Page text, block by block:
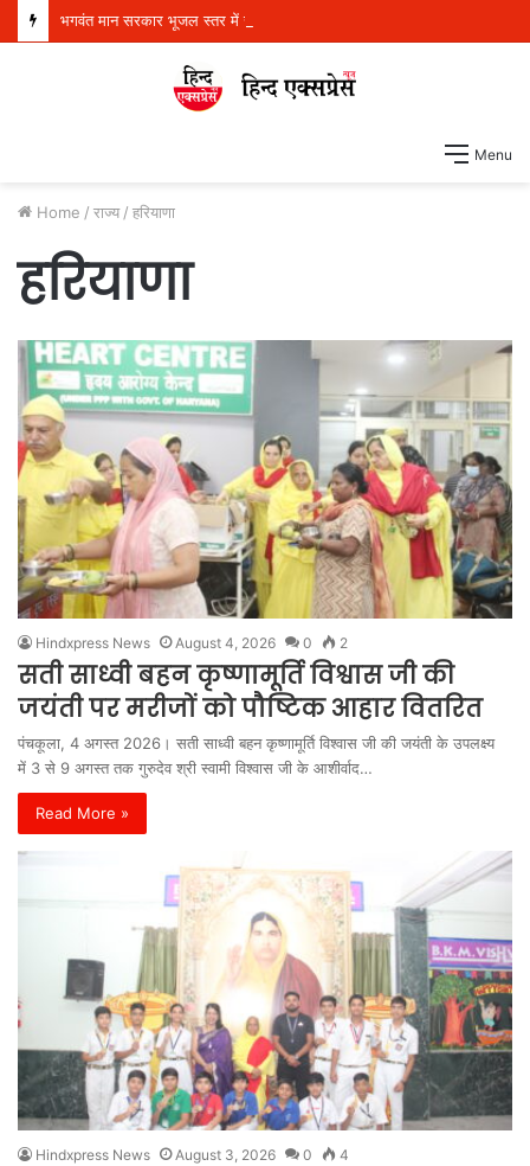
Menu
Home / राज्य / हरियाणा
हरियाणा
Hindxpress News August 4, 2026 0 2
सती साध्वी बहन कृष्णामूर्ति विश्वास जी की
जयंती पर मरीजों को पौष्टिक आहार वितरित
पंचकूला, 4 अगस्त 2026। सती साध्वी बहन कृष्णामूर्ति विश्वास जी की जयंती के उपलक्ष्य
में 3 से 9 अगस्त तक गुरुदेव श्री स्वामी विश्वास जी के आशीर्वाद…
Read More »
Hindxpress News August 3, 2026 0 4